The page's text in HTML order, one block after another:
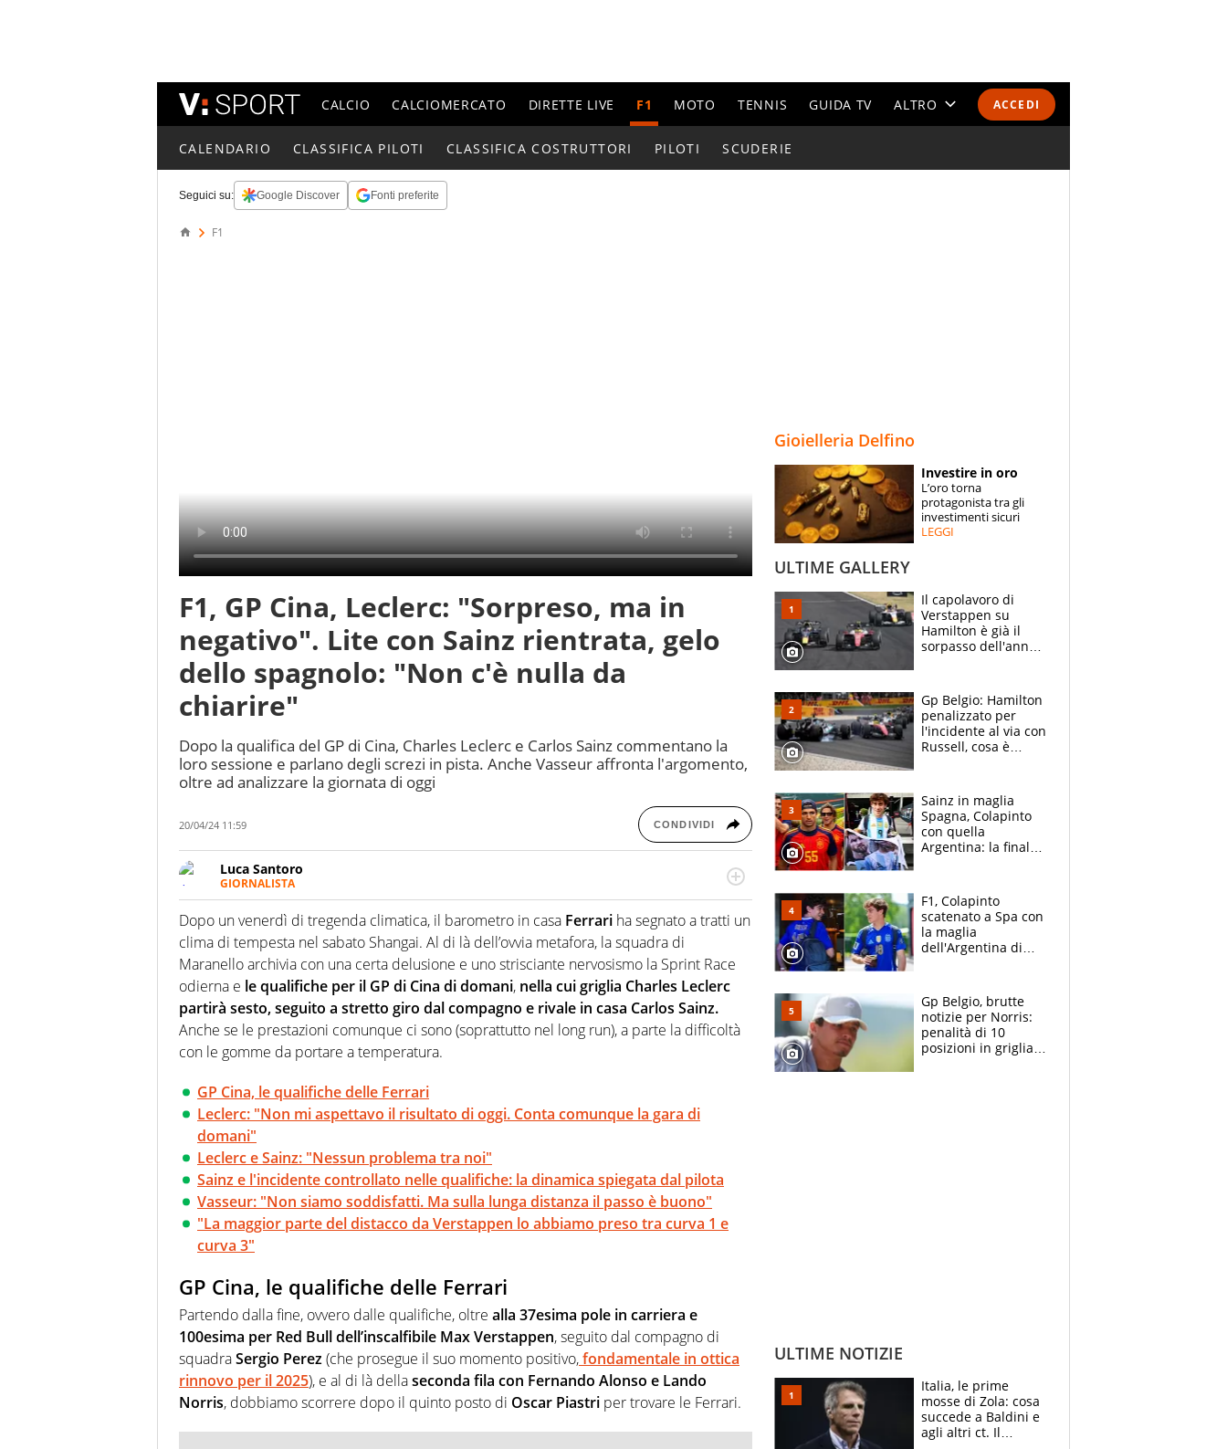
ACCEDI
CALCIO CALCIOMERCATO DIRETTE LIVE F1 MOTO TENNIS GUIDA TV ALTRO
ESPERTI
CONTATTI
CALENDARIO CLASSIFICA PILOTI CLASSIFICA COSTRUTTORI PILOTI SCUDERIE
Seguici su: Google Discover Fonti preferite
F1
F1, GP Cina, Leclerc: "Sorpreso, ma in
negativo". Lite con Sainz rientrata, gelo
dello spagnolo: "Non c'è nulla da
chiarire"
Dopo la qualifica del GP di Cina, Charles Leclerc e Carlos Sainz commentano la
loro sessione e parlano degli screzi in pista. Anche Vasseur affronta l'argomento,
oltre ad analizzare la giornata di oggi
20/04/24 11:59 CONDIVIDI
Luca Santoro
GIORNALISTA
Esperto di Motorsport ma, più in generale, appassionato di tutto ciò che sia Sport,
anche senza il Motor. Dà il meglio di sé quando la strada fa largo alle due o alle
quattro ruote
Dopo un venerdì di tregenda climatica, il barometro in casa Ferrari ha segnato a tratti un
clima di tempesta nel sabato Shangai. Al di là dell’ovvia metafora, la squadra di
Maranello archivia con una certa delusione e uno strisciante nervosismo la Sprint Race
odierna e le qualifiche per il GP di Cina di domani, nella cui griglia Charles Leclerc
partirà sesto, seguito a stretto giro dal compagno e rivale in casa Carlos Sainz.
Anche se le prestazioni comunque ci sono (soprattutto nel long run), a parte la difficoltà
con le gomme da portare a temperatura.
GP Cina, le qualifiche delle Ferrari
Leclerc: "Non mi aspettavo il risultato di oggi. Conta comunque la gara di
domani"
Leclerc e Sainz: "Nessun problema tra noi"
Sainz e l'incidente controllato nelle qualifiche: la dinamica spiegata dal pilota
Vasseur: "Non siamo soddisfatti. Ma sulla lunga distanza il passo è buono"
"La maggior parte del distacco da Verstappen lo abbiamo preso tra curva 1 e
curva 3"
GP Cina, le qualifiche delle Ferrari
Partendo dalla fine, ovvero dalle qualifiche, oltre alla 37esima pole in carriera e
100esima per Red Bull dell’inscalfibile Max Verstappen, seguito dal compagno di
squadraSergio Perez(che prosegue il suo momento positivo,fondamentale in ottica
rinnovo per il 2025), e al di là dellaseconda fila con Fernando Alonso e Lando
Norris, dobbiamo scorrere dopo il quinto posto di Oscar Piastri per trovare le Ferrari.
Gioielleria Delfino
Investire in oro
L’oro torna
protagonista tra gli
investimenti sicuri
LEGGI
ULTIME GALLERY
Il capolavoro di
Verstappen su
Hamilton è già il
sorpasso dell'anno:
2021
Gp Belgio: Hamilton
penalizzato per
l'incidente al via con
Russell, cosa è
Sainz in maglia
Spagna, Colapinto
con quella
Argentina: la finale
vede l'ora
F1, Colapinto
scatenato a Spa con
la maglia
dell'Argentina di
le parolacce"
Gp Belgio, brutte
notizie per Norris:
penalità di 10
posizioni in griglia,
ULTIME NOTIZIE
Italia, le prime
mosse di Zola: cosa
succede a Baldini e
agli altri ct. Il